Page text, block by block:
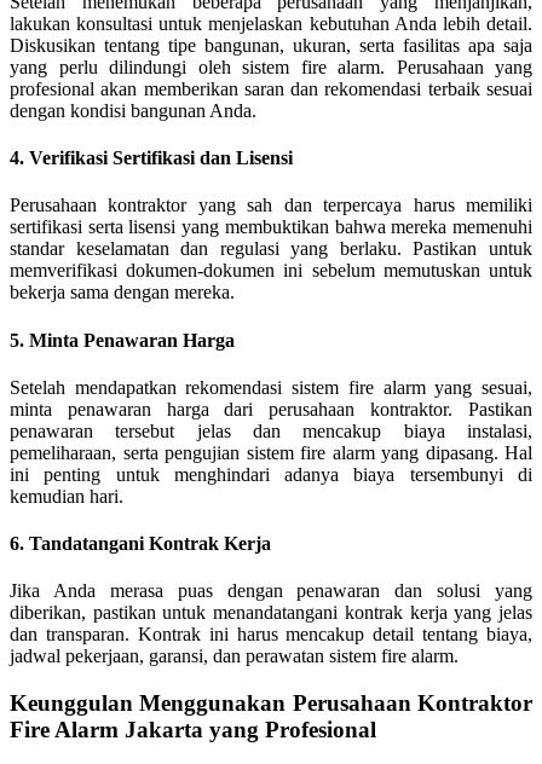
lakukan konsultasi untuk menjelaskan kebutuhan Anda lebih detail.
Diskusikan tentang tipe bangunan, ukuran, serta fasilitas apa saja
yang perlu dilindungi oleh sistem fire alarm. Perusahaan yang
profesional akan memberikan saran dan rekomendasi terbaik sesuai
dengan kondisi bangunan Anda.
4. Verifikasi Sertifikasi dan Lisensi
Perusahaan kontraktor yang sah dan terpercaya harus memiliki
sertifikasi serta lisensi yang membuktikan bahwa mereka memenuhi
standar keselamatan dan regulasi yang berlaku. Pastikan untuk
memverifikasi dokumen-dokumen ini sebelum memutuskan untuk
bekerja sama dengan mereka.
5. Minta Penawaran Harga
Setelah mendapatkan rekomendasi sistem fire alarm yang sesuai,
minta penawaran harga dari perusahaan kontraktor. Pastikan
penawaran tersebut jelas dan mencakup biaya instalasi,
pemeliharaan, serta pengujian sistem fire alarm yang dipasang. Hal
ini penting untuk menghindari adanya biaya tersembunyi di
kemudian hari.
6. Tandatangani Kontrak Kerja
Jika Anda merasa puas dengan penawaran dan solusi yang
diberikan, pastikan untuk menandatangani kontrak kerja yang jelas
dan transparan. Kontrak ini harus mencakup detail tentang biaya,
jadwal pekerjaan, garansi, dan perawatan sistem fire alarm.
Keunggulan Menggunakan Perusahaan Kontraktor
Fire Alarm Jakarta yang Profesional